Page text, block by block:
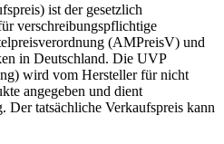
ist der gesetzlich
verschreibungspflichtige
(AMPreisV) und
in Deutschland. Die UVP
wird vom Hersteller für nicht
angegeben und dient
Der tatsächliche Verkaufspreis kann